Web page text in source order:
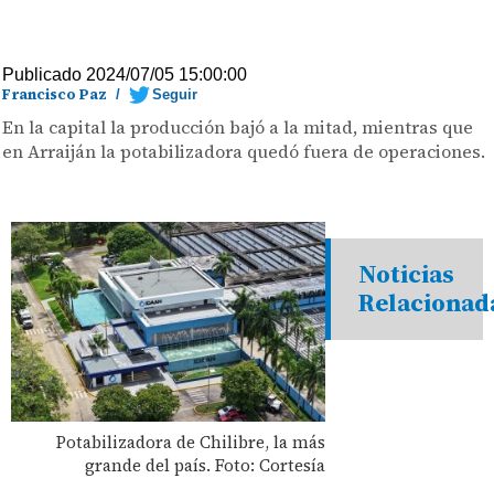
Publicado 2024/07/05 15:00:00
Francisco Paz / Seguir
En la capital la producción bajó a la mitad, mientras que
en Arraiján la potabilizadora quedó fuera de operaciones.
Potabilizadora de Chilibre, la más
grande del país. Foto: Cortesía
Noticias